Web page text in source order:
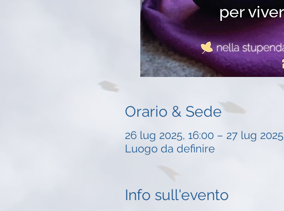
Orario & Sede
26 lug 2025, 16:00 – 27 lug
Luogo da definire
Info sull'evento